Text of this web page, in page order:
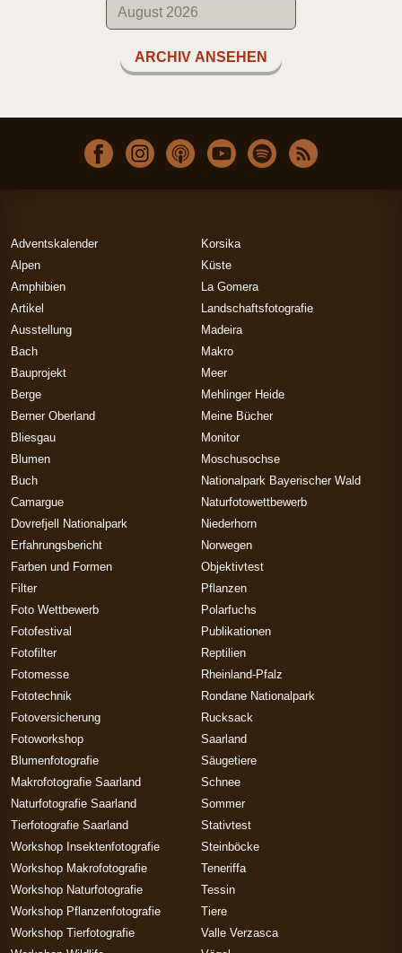
ARCHIV ANSEHEN
Adventskalender
Alpen
Amphibien
Artikel
Ausstellung
Bach
Bauprojekt
Berge
Berner Oberland
Bliesgau
Blumen
Buch
Camargue
Dovrefjell Nationalpark
Erfahrungsbericht
Farben und Formen
Filter
Foto Wettbewerb
Fotofestival
Fotofilter
Fotomesse
Fototechnik
Fotoversicherung
Fotoworkshop
Blumenfotografie
Makrofotografie Saarland
Naturfotografie Saarland
Tierfotografie Saarland
Workshop Insektenfotografie
Workshop Makrofotografie
Workshop Naturfotografie
Workshop Pflanzenfotografie
Workshop Tierfotografie
Korsika
Küste
La Gomera
Landschaftsfotografie
Madeira
Makro
Meer
Mehlinger Heide
Meine Bücher
Monitor
Moschusochse
Nationalpark Bayerischer Wald
Naturfotowettbewerb
Niederhorn
Norwegen
Objektivtest
Pflanzen
Polarfuchs
Publikationen
Reptilien
Rheinland-Pfalz
Rondane Nationalpark
Rucksack
Saarland
Säugetiere
Schnee
Sommer
Stativtest
Steinböcke
Teneriffa
Tessin
Tiere
Valle Verzasca